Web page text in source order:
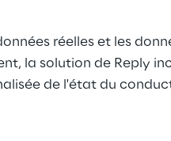
réelles et les
la solution de Reply
de l'état du